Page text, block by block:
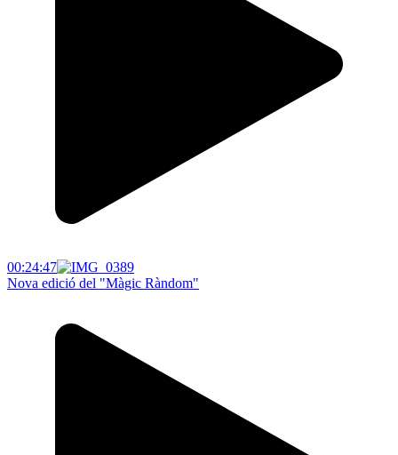
00:24:47
Nova edició del "Màgic Ràndom"